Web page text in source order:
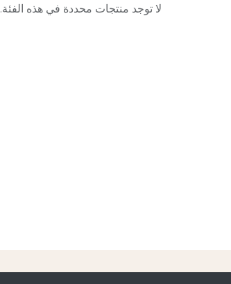
لا توجد منتجات محددة في هذه الفئة.